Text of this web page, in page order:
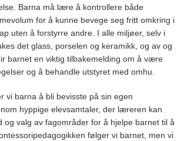
Barna må lære å kontrollere både
for å kunne bevege seg fritt omkring i
uten å forstyrre andre. I alle miljøer, selv i
det glass, porselen og keramikk, og av og
barnet en viktig tilbakemelding om å være
og å behandle utstyret med omhu.
vi barna å bli bevisste på sin egen
hyppige elevsamtaler, der læreren kan
og valg av fagområder for å hjelpe barnet til å
følger vi barnet, men vi